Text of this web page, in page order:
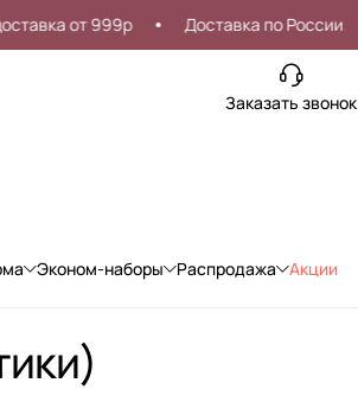
от 999р Доставка по России
Заказать звонок
Эконом-наборы Распродажа Акции